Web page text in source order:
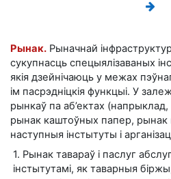
Рынак. Рыначнай
сукупнасць спецыялізаваных
якія дзейнічаюць у межах
ім пасрэдніцкія функцыі. У
рынкаў па аб’ектах (напрыклад,
рынак каштоўных папер,
наступныя інстытуты і
1. Рынак тавараў і паслуг
інстытутамі, як таварныя